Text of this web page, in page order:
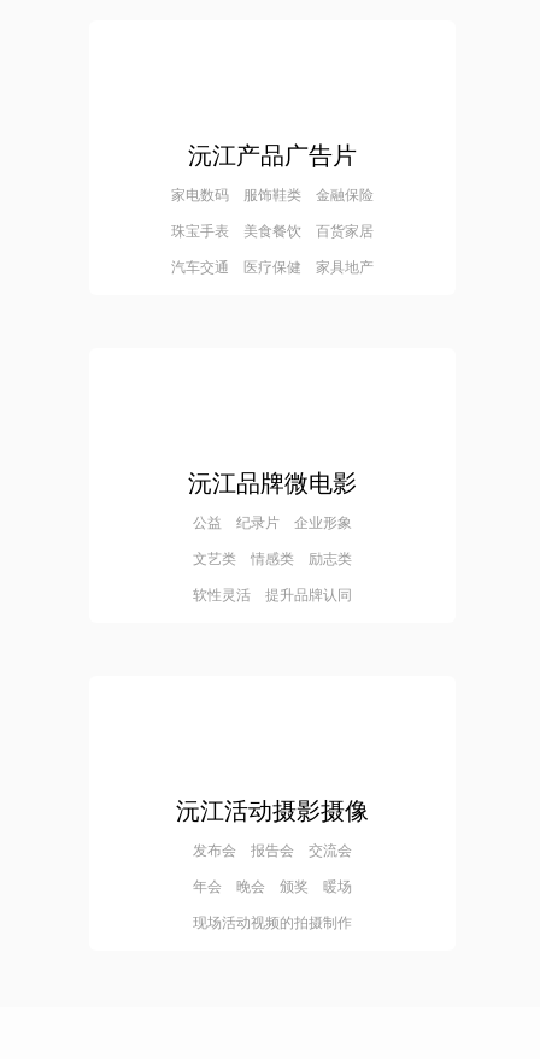
沅江产品广告片
家电数码 服饰鞋类 金融保险
珠宝手表 美食餐饮 百货家居
汽车交通 医疗保健 家具地产
沅江品牌微电影
公益 纪录片 企业形象
文艺类 情感类 励志类
软性灵活 提升品牌认同
沅江活动摄影摄像
发布会 报告会 交流会
年会 晚会 颁奖 暖场
现场活动视频的拍摄制作